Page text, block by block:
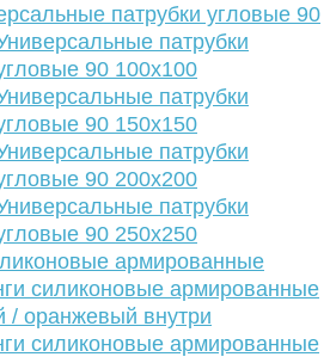
патрубки угловые 90
патрубки
90 100х100
патрубки
90 150х150
патрубки
90 200х200
патрубки
90 250х250
армированные
силиконовые армированные
/ оранжевый внутри
силиконовые армированные